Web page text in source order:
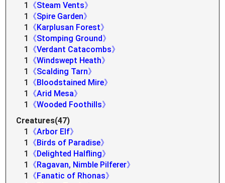
1
《Steam Vents》
1
《Spire Garden》
1
《Karplusan Forest》
1
《Stomping Ground》
1
《Verdant Catacombs》
1
《Windswept Heath》
1
《Scalding Tarn》
1
《Bloodstained Mire》
1
《Arid Mesa》
1
《Wooded Foothills》
Creatures(47)
1
《Arbor Elf》
1
《Birds of Paradise》
1
《Delighted Halfling》
1
《Ragavan, Nimble Pilferer》
1
《Fanatic of Rhonas》